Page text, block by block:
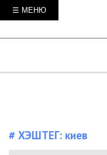
☰ МЕНЮ
# ХЭШТЕГ: киев